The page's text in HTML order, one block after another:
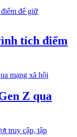
tích điểm
Z qua